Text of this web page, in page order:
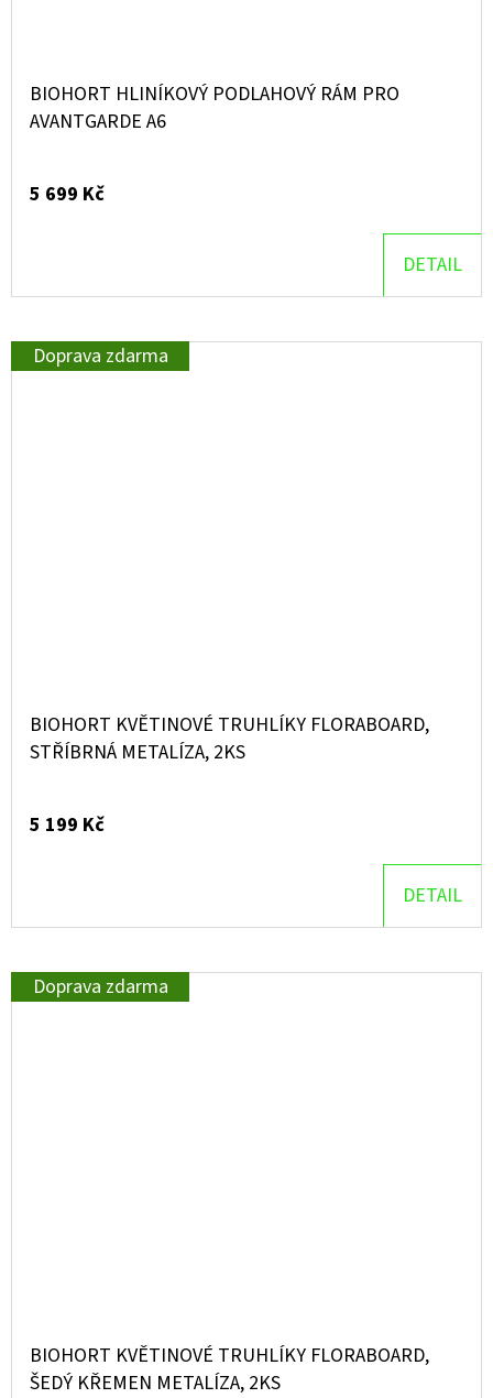
BIOHORT HLINÍKOVÝ PODLAHOVÝ RÁM PRO
AVANTGARDE A6
5 699 Kč
DETAIL
Doprava zdarma
BIOHORT KVĚTINOVÉ TRUHLÍKY FLORABOARD,
STŘÍBRNÁ METALÍZA, 2KS
5 199 Kč
DETAIL
Doprava zdarma
BIOHORT KVĚTINOVÉ TRUHLÍKY FLORABOARD,
ŠEDÝ KŘEMEN METALÍZA, 2KS